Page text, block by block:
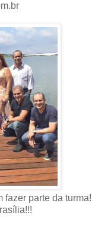
fazer parte da turma!